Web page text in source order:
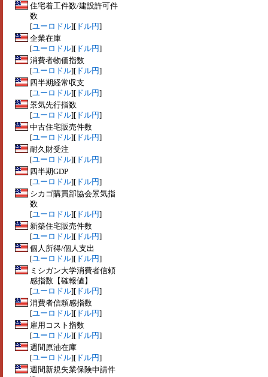
住宅着工件数/建設許可件
数
[ユーロドル][ ドル円]
企業在庫
[ユーロドル][ ドル円]
消費者物価指数
[ユーロドル][ ドル円]
四半期経常収支
[ユーロドル][ ドル円]
景気先行指数
[ユーロドル][ ドル円]
中古住宅販売件数
[ユーロドル][ ドル円]
耐久財受注
[ユーロドル][ ドル円]
四半期GDP
[ユーロドル][ ドル円]
シカゴ購買部協会景気指
数
[ユーロドル][ ドル円]
新築住宅販売件数
[ユーロドル][ ドル円]
個人所得/個人支出
[ユーロドル][ ドル円]
ミシガン大学消費者信頼
感指数【確報値】
[ユーロドル][ ドル円]
消費者信頼感指数
[ユーロドル][ ドル円]
雇用コスト指数
[ユーロドル][ ドル円]
週間原油在庫
[ユーロドル][ ドル円]
週間新規失業保険申請件